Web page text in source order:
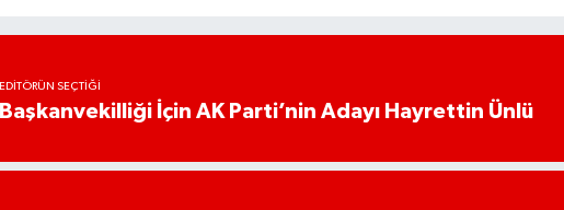
EDITÖRÜN SEÇTIĞI
Başkanvekilliği İçin AK Parti’nin Adayı Hayrettin Ünlü